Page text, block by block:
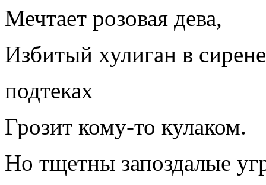
Мечтает розовая дева,
Избитый хулиган в
подтеках
Грозит кому-то кулаком.
Но тщетны запоздалые